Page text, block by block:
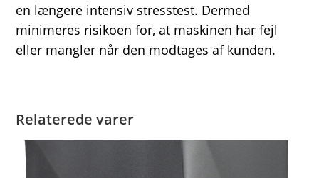
en længere intensiv stresstest. Dermed
minimeres risikoen for, at maskinen har fejl
eller mangler når den modtages af kunden.
Relaterede varer